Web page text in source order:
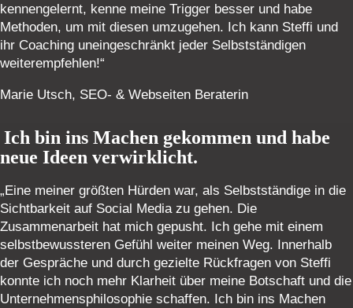
kennengelernt, kenne meine Trigger besser und habe
Methoden, um mit diesen umzugehen. Ich kann Steffi und
ihr Coaching uneingeschränkt jeder Selbstständigen
weiterempfehlen!“
Marie Utsch, SEO- & Webseiten Beraterin
Ich bin ins Machen gekommen und habe
neue Ideen verwirklicht.
„Eine meiner größten Hürden war, als Selbstständige in die
Sichtbarkeit auf Social Media zu gehen. Die
Zusammenarbeit hat mich gepusht. Ich gehe mit einem
selbstbewussteren Gefühl weiter meinen Weg. Innerhalb
der Gespräche und durch gezielte Rückfragen von Steffi
konnte ich noch mehr Klarheit über meine Botschaft und die
Unternehmensphilosophie schaffen. Ich bin ins Machen